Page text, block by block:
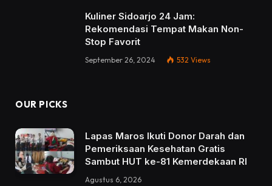
Kuliner Sidoarjo 24 Jam:
Rekomendasi Tempat Makan Non-
Stop Favorit
September 26, 2024 532 Views
OUR PICKS
Lapas Maros Ikuti Donor Darah dan
Pemeriksaan Kesehatan Gratis
Sambut HUT ke-81 Kemerdekaan RI
Agustus 6, 2026